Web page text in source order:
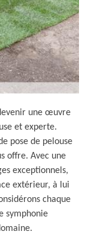
une œuvre
et experte.
pose de pelouse
offre. Avec une
exceptionnels,
extérieur, à lui
chaque
symphonie